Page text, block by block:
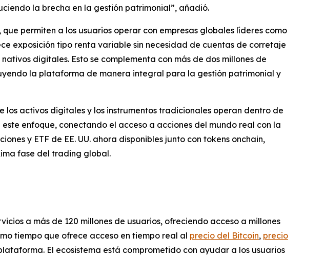
la brecha en la gestión patrimonial”, añadió.
permiten a los usuarios operar con empresas globales líderes como
exposición tipo renta variable sin necesidad de cuentas de corretaje
digitales. Esto se complementa con más de dos millones de
la plataforma de manera integral para la gestión patrimonial y
activos digitales y los instrumentos tradicionales operan dentro de
enfoque, conectando el acceso a acciones del mundo real con la
y ETF de EE. UU. ahora disponibles junto con tokens onchain,
fase del trading global.
a más de 120 millones de usuarios, ofreciendo acceso a millones
tiempo que ofrece acceso en tiempo real al precio del Bitcoin, precio
El ecosistema está comprometido con ayudar a los usuarios